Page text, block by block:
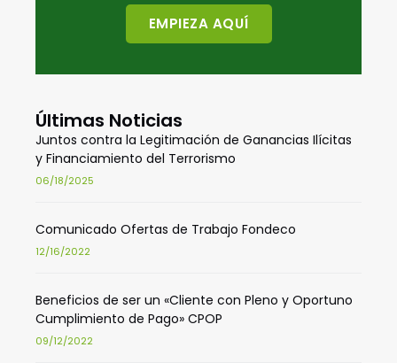
EMPIEZA AQUÍ
Últimas Noticias
Juntos contra la Legitimación de Ganancias Ilícitas
y Financiamiento del Terrorismo
06/18/2025
Comunicado Ofertas de Trabajo Fondeco
12/16/2022
Beneficios de ser un «Cliente con Pleno y Oportuno
Cumplimiento de Pago» CPOP
09/12/2022